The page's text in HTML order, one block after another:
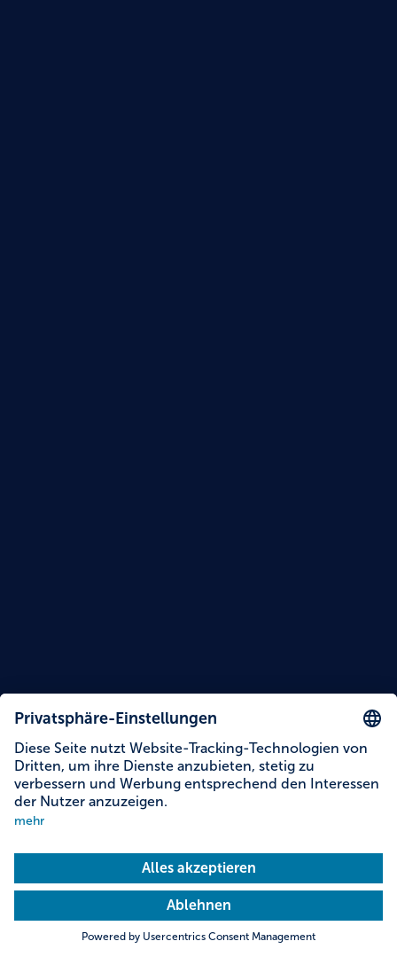
Lesezeit: 11 Minuten
7 Hütten-Erlebnisse in Bayern